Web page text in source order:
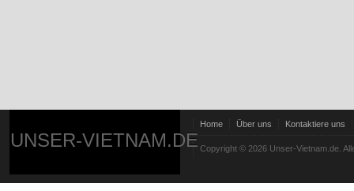
UNSER-VIETNAM.DE
Home Über uns Kontaktiere uns
Copyright © 2026 Unser-Vietnam.de.